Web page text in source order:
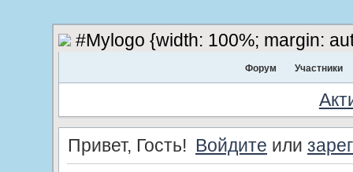
#Mylogo {width: 100%; margin:
Форум Участники
Привет, Гость! Войдите или